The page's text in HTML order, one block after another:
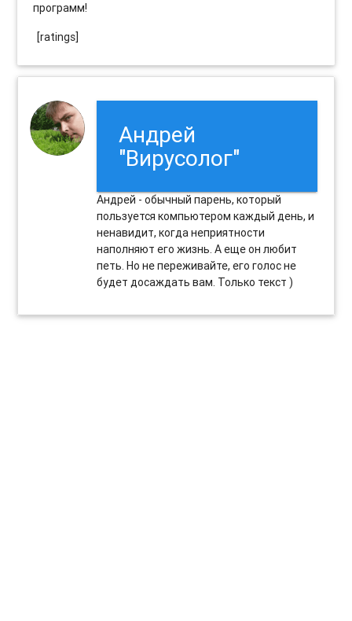
программ!
[ratings]
Андрей
"Вирусолог"
Андрей - обычный парень, который
пользуется компьютером каждый день, и
ненавидит, когда неприятности
наполняют его жизнь. А еще он любит
петь. Но не переживайте, его голос не
будет досаждать вам. Только текст )